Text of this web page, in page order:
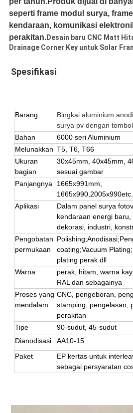
seperti frame modul surya,
kendaraan, komunikasi
perakitan.Desain baru CNC Matt
Drainage Corner Key untuk Solar
Spesifikasi
Barang
Bingkai aluminium
surya pv dengan
Bahan
6000 seri Aluminium
Melunakkan T5, T6, T66
Ukuran
bagian
30x45mm, 40x45mm,
sesuai gambar
Panjangnya
1665x991mm,
1665x990,2005x990etc.
Aplikasi
Dalam panel surya
kendaraan energi
dekorasi, industri,
Pengobatan
permukaan
coating;Vacuum
plating perak dll
Warna
perak, hitam, warna
RAL dan sebagainya
Proses yang
mendalam
CNC, pengeboran,
stamping, pengelasan,
perakitan
Tipe
90-sudut, 45-sudut
Dianodisasi
AA10-15
Paket
EP kertas untuk
sebagai persyaratan